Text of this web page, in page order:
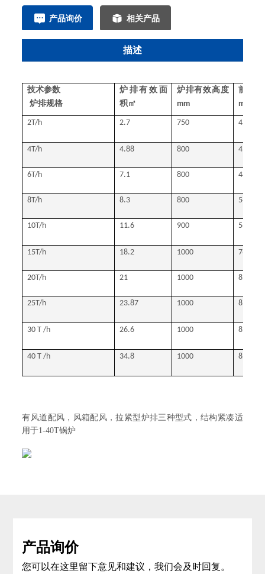
产品询价 相关产品
描述
技术参数
炉排规格
炉排有效面
积㎡
炉排有效高度
mm
前后
mm
2T/h 2.7 750 4517
4T/h 4.88 800 4553
6T/h 7.1 800 4800
8T/h 8.3 800 5450
10T/h 11.6 900 5660
15T/h 18.2 1000 7660
20T/h 21 1000 8500
25T/h 23.87 1000 8500
30 T /h 26.6 1000 8500
40 T /h 34.8 1000 8500
有风道配风，风箱配风，拉紧型炉排三种型式，结构紧凑适
用于1-40T锅炉
产品询价
您可以在这里留下意见和建议，我们会及时回复。